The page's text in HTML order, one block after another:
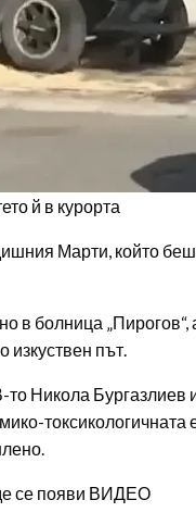
й в курорта
Марти, който
в болница
изкуствен път.
Никола Бургазлиев
се появи ВИДЕО